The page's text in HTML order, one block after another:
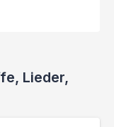
Lieder,